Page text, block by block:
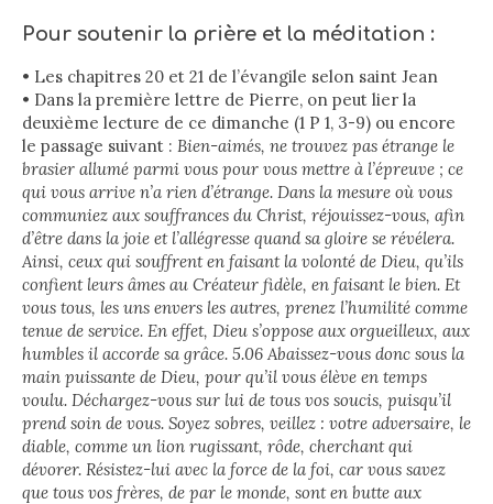
Pour soutenir la prière et la méditation :
• Les chapitres 20 et 21 de l’évangile selon saint Jean
• Dans la première lettre de Pierre, on peut lier la
deuxième lecture de ce dimanche (1 P 1, 3-9) ou encore
le passage suivant : Bien-aimés, ne trouvez pas étrange le
brasier allumé parmi vous pour vous mettre à l’épreuve ; ce
qui vous arrive n’a rien d’étrange. Dans la mesure où vous
communiez aux souffrances du Christ, réjouissez-vous, afin
d’être dans la joie et l’allégresse quand sa gloire se révélera.
Ainsi, ceux qui souffrent en faisant la volonté de Dieu, qu’ils
confient leurs âmes au Créateur fidèle, en faisant le bien. Et
vous tous, les uns envers les autres, prenez l’humilité comme
tenue de service. En effet, Dieu s’oppose aux orgueilleux, aux
humbles il accorde sa grâce. 5.06 Abaissez-vous donc sous la
main puissante de Dieu, pour qu’il vous élève en temps
voulu. Déchargez-vous sur lui de tous vos soucis, puisqu’il
prend soin de vous. Soyez sobres, veillez : votre adversaire, le
diable, comme un lion rugissant, rôde, cherchant qui
dévorer. Résistez-lui avec la force de la foi, car vous savez
que tous vos frères, de par le monde, sont en butte aux